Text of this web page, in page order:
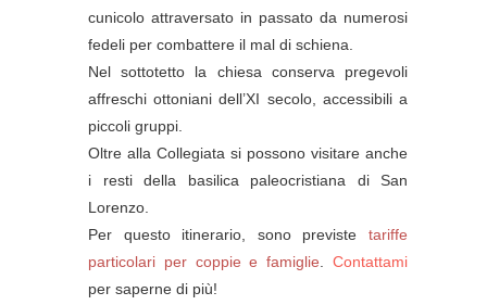
cunicolo attraversato in passato da numerosi
fedeli per combattere il mal di schiena.
Nel sottotetto la chiesa conserva pregevoli
affreschi ottoniani dell’XI secolo, accessibili a
piccoli gruppi.
Oltre alla Collegiata si possono visitare anche
i resti della basilica paleocristiana di San
Lorenzo.
Per questo itinerario, sono previste tariffe
particolari per coppie e famiglie .Contattami
per saperne di più!